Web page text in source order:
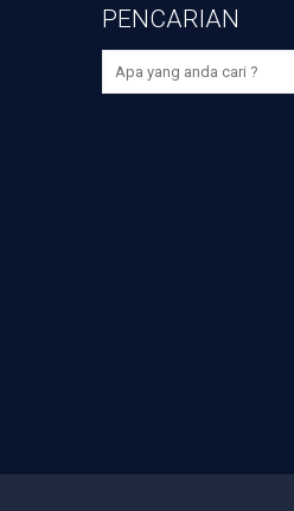
PENCARIAN